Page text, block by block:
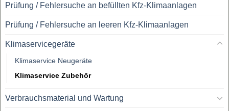
Prüfung / Fehlersuche an befüllten Kfz-Klimaanlagen
Prüfung / Fehlersuche an leeren Kfz-Klimaanlagen
Klimaservicegeräte
Klimaservice Neugeräte
Klimaservice Zubehör
Verbrauchsmaterial und Wartung